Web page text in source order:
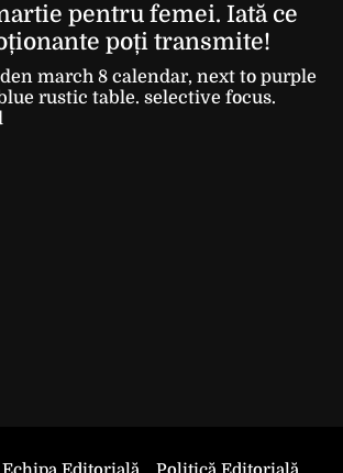
pentru femei. Iată ce
poți transmite!
march 8 calendar, next to purple
rustic table. selective focus.